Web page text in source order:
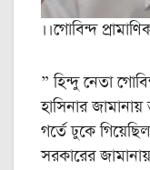
।।গোবিন্দ
” হিন্দু নেতা
হাসিনার জামানায়
গর্তে ঢুকে
সরকারের